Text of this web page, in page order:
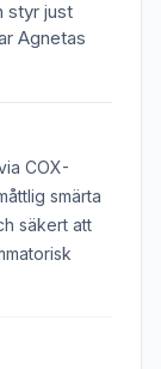
styr just
Agnetas
COX-
smärta
säkert att